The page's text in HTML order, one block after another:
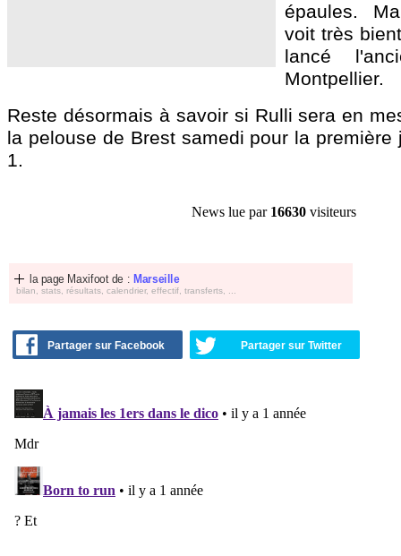
épaules.
voit très
lancé
Montpellier.
Reste désormais à savoir si Rulli sera en
la pelouse de Brest samedi pour la première
1.
News lue par 16630 visiteurs
la page Maxifoot de : Marseille
bilan, stats, résultats, calendrier, effectif, transferts, ...
Partager sur Facebook Partager sur Twitter